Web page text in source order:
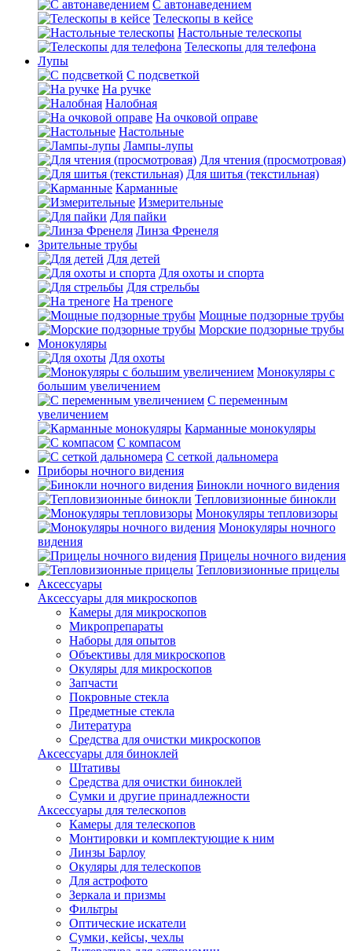
С автонаведением
Телескопы в кейсе
Настольные телескопы
Телескопы для телефона
Лупы
С подсветкой
На ручке
Налобная
На очковой оправе
Настольные
Лампы-лупы
Для чтения (просмотровая)
Для шитья (текстильная)
Карманные
Измерительные
Для пайки
Линза Френеля
Зрительные трубы
Для детей
Для охоты и спорта
Для стрельбы
На треноге
Мощные подзорные трубы
Морские подзорные трубы
Монокуляры
Для охоты
Монокуляры с
большим увеличением
С переменным
увеличением
Карманные монокуляры
С компасом
С сеткой дальномера
Приборы ночного видения
Бинокли ночного видения
Тепловизионные бинокли
Монокуляры тепловизоры
Монокуляры ночного
видения
Прицелы ночного видения
Тепловизионные прицелы
Аксессуары
Аксессуары для микроскопов
Камеры для микроскопов
Микропрепараты
Наборы для опытов
Объективы для микроскопов
Окуляры для микроскопов
Запчасти
Покровные стекла
Предметные стекла
Литература
Средства для очистки микроскопов
Аксессуары для биноклей
Штативы
Средства для очистки биноклей
Сумки и другие принадлежности
Аксессуары для телескопов
Камеры для телескопов
Монтировки и комплектующие к ним
Линзы Барлоу
Окуляры для телескопов
Для астрофото
Зеркала и призмы
Фильтры
Оптические искатели
Сумки, кейсы, чехлы